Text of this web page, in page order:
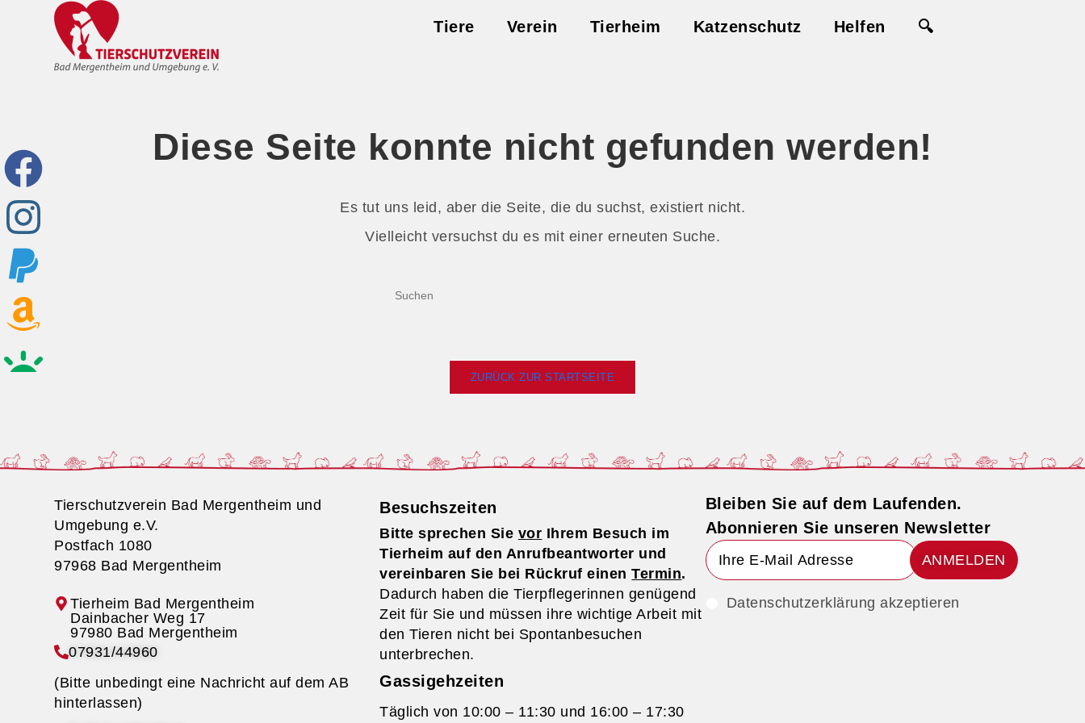
Tiere Verein Tierheim Katzenschutz Helfen 🔍
Diese Seite konnte nicht gefunden werden!
Es tut uns leid, aber die Seite, die du suchst, existiert nicht.
Vielleicht versuchst du es mit einer erneuten Suche.
ZURÜCK ZUR STARTSEITE
Tierschutzverein Bad Mergentheim und
Umgebung e.V.
Postfach 1080
97968 Bad Mergentheim
Tierheim Bad Mergentheim
07931/44960
(Bitte unbedingt eine Nachricht auf dem AB
hinterlassen)
Besuchszeiten
Bitte sprechen Sie vor Ihrem Besuch im
Tierheim auf den Anrufbeantworter und
vereinbaren Sie bei Rückruf einenTermin.
Dadurch haben die Tierpflegerinnen genügend
Zeit für Sie und müssen ihre wichtige Arbeit mit
den Tieren nicht bei Spontanbesuchen
unterbrechen.
Gassigehzeiten
Täglich von 10:00 – 11:30 und 16:00 – 17:30
Bleiben Sie auf dem Laufenden.
Abonnieren Sie unseren Newsletter
ANMELDEN
Datenschutzerklärung akzeptieren